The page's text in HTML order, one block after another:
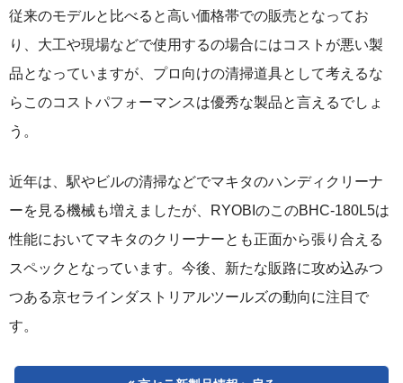
従来のモデルと比べると高い価格帯での販売となってお
り、大工や現場などで使用するの場合にはコストが悪い製
品となっていますが、プロ向けの清掃道具として考えるな
らこのコストパフォーマンスは優秀な製品と言えるでしょ
う。
近年は、駅やビルの清掃などでマキタのハンディクリーナ
ーを見る機械も増えましたが、RYOBIのこのBHC-180L5は
性能においてマキタのクリーナーとも正面から張り合える
スペックとなっています。今後、新たな販路に攻め込みつ
つある京セラインダストリアルツールズの動向に注目で
す。